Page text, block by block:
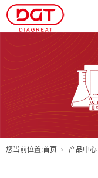
您当前位置:首页 产品中心